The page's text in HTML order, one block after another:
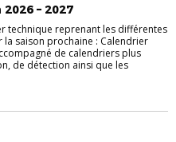
– 2027
technique reprenant les différentes
saison prochaine : Calendrier
de calendriers plus
de détection ainsi que les